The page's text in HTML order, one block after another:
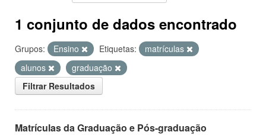
1 conjunto de dados encontrado
Grupos: Ensino Etiquetas:
matrículas
alunos
graduação
Filtrar Resultados
Matrículas da Graduação e Pós-graduação